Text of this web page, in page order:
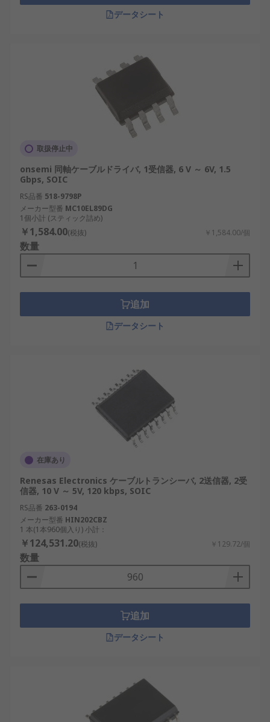
データシート
取扱停止中
onsemi 同軸ケーブルドライバ, 1受信器, 6 V ～ 6V, 1.5
Gbps, SOIC
RS品番 518-9798P
メーカー型番 MC10EL89DG
1個小計 (スティック詰め)
￥1,584.00(税抜) ￥1,584.00/個
数量
追加
データシート
在庫あり
Renesas Electronics ケーブルトランシーバ, 2送信器, 2受
信器, 10 V ～ 5V, 120 kbps, SOIC
RS品番 263-0194
メーカー型番 HIN202CBZ
1 本(1本960個入り) 小計：
￥124,531.20(税抜) ￥129.72/個
数量
追加
データシート